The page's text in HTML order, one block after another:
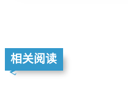
相关阅读